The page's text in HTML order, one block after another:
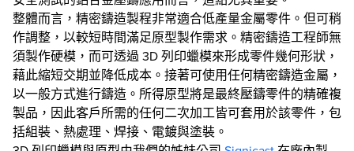
整體而言，精密鑄造製程非常適合低產量金屬零件。但可稍
作調整，以較短時間滿足原型製作需求。精密鑄造工程師無
須製作硬模，而可透過 3D 列印蠟模來形成零件幾何形狀，
藉此縮短交期並降低成本。接著可使用任何精密鑄造金屬，
以一般方式進行鑄造。所得原型將是最終壓鑄零件的精確複
製品，因此客戶所需的任何二次加工皆可套用於該零件，包
括組裝、熱處理、焊接、電鍍與塗裝。